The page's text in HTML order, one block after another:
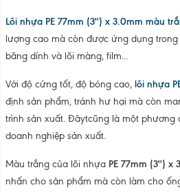
Lõi nhựa PE 77mm (3'') x 3.0mm màu
lượng cao mà còn được ứng dụng
băng dính và lõi màng, film...
Với độ cứng tốt, độ bóng cao, lõi nhựa
định sản phẩm, tránh hư hại mà còn
trình sản xuất. Đâytcũng là một phương
doanh nghiệp sản xuất.
Màu trắng của lõi nhựa PE 77mm (3'') x
nhấn cho sản phẩm mà còn làm cho